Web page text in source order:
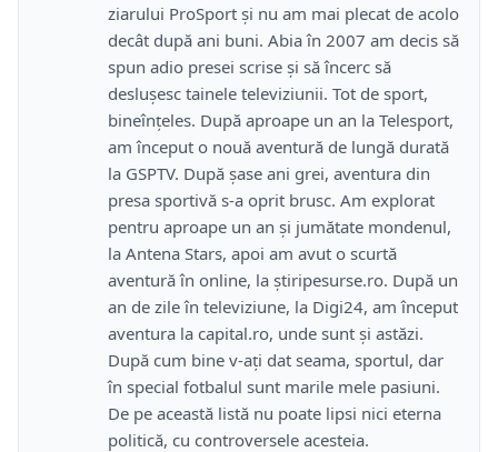
ziarului ProSport şi nu am mai plecat de acolo
decât după ani buni. Abia în 2007 am decis să
spun adio presei scrise şi să încerc să
desluşesc tainele televiziunii. Tot de sport,
bineînţeles. După aproape un an la Telesport,
am început o nouă aventură de lungă durată
la GSPTV. După şase ani grei, aventura din
presa sportivă s-a oprit brusc. Am explorat
pentru aproape un an şi jumătate mondenul,
la Antena Stars, apoi am avut o scurtă
aventură în online, la ştiripesurse.ro. După un
an de zile în televiziune, la Digi24, am început
aventura la capital.ro, unde sunt şi astăzi.
După cum bine v-aţi dat seama, sportul, dar
în special fotbalul sunt marile mele pasiuni.
De pe această listă nu poate lipsi nici eterna
politică, cu controversele acesteia.